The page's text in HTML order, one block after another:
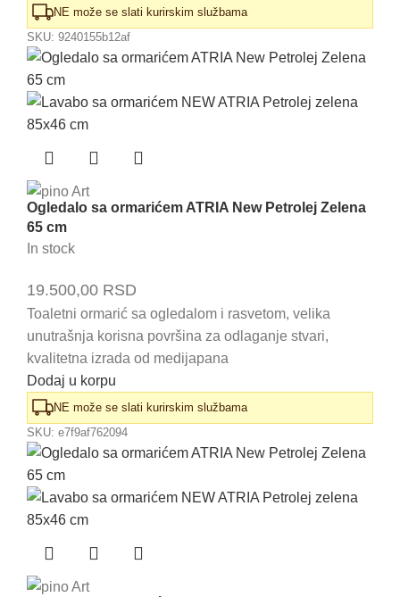
NE može se slati kurirskim službama
SKU: 9240155b12af
Ogledalo sa ormarićem ATRIA New Petrolej Zelena
65 cm
In stock
19.500,00 RSD
Toaletni ormarić sa ogledalom i rasvetom, velika
unutrašnja korisna površina za odlaganje stvari,
kvalitetna izrada od medijapana
Dodaj u korpu
NE može se slati kurirskim službama
SKU: e7f9af762094